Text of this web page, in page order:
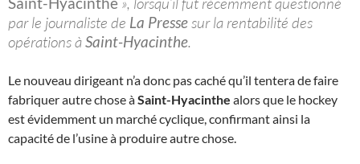
par le journaliste de La Pressesur la rentabilité des
opérations àSaint-Hyacinthe.
Le nouveau dirigeant n’a donc pas caché qu’il tentera de faire
fabriquer autre chose àSaint-Hyacinthe alors que le hockey
est évidemment un marché cyclique, confirmant ainsi la
capacité de l’usine à produire autre chose.